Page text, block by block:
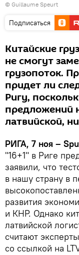
© Guillaume Speurt
Подписаться
Китайские
не смогут
грузопоток.
придет ли
Ригу,
предложений
латвийской,
РИГА, 7 ноя –
"16+1" в Риге
заявили, что
в нашу страну в
развития
и КНР. Однако
латвийской
считают
со ссылкой на